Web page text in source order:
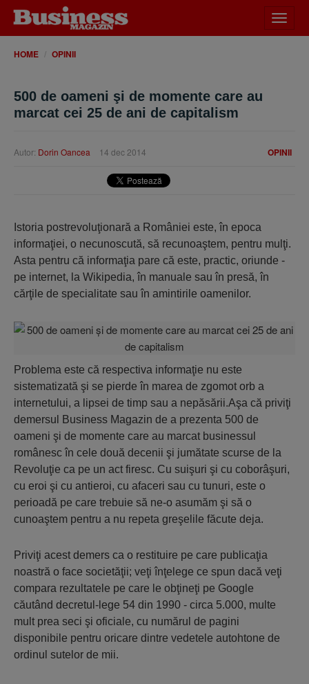
meniu
HOME OPINII
500 de oameni şi de momente care au
marcat cei 25 de ani de capitalism
OPINII
Autor: Dorin Oancea 14 dec 2014
Istoria postrevoluţionară a României este, în epoca
informaţiei, o necunoscută, să recunoaştem, pentru mulţi.
Asta pentru că informaţia pare că este, practic, oriunde -
pe internet, la Wikipedia, în manuale sau în presă, în
cărţile de specialitate sau în amintirile oamenilor.
Problema este că respectiva informaţie nu este
sistematizată şi se pierde în marea de zgomot orb a
internetului, a lipsei de timp sau a nepăsării.Aşa că priviţi
demersul Business Magazin de a prezenta 500 de
oameni şi de momente care au marcat businessul
românesc în cele două decenii şi jumătate scurse de la
Revoluţie ca pe un act firesc. Cu suişuri şi cu coborâşuri,
cu eroi şi cu antieroi, cu afaceri sau cu tunuri, este o
perioadă pe care trebuie să ne-o asumăm şi să o
cunoaştem pentru a nu repeta greşelile făcute deja.
Priviţi acest demers ca o restituire pe care publicaţia
noastră o face societăţii; veţi înţelege ce spun dacă veţi
compara rezultatele pe care le obţineţi pe Google
căutând decretul-lege 54 din 1990 - circa 5.000, multe
mult prea seci şi oficiale, cu numărul de pagini
disponibile pentru oricare dintre vedetele autohtone de
ordinul sutelor de mii.